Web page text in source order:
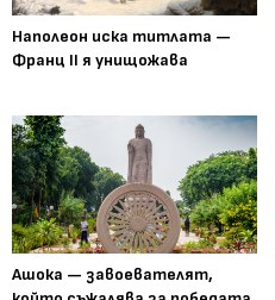
Наполеон иска титлата —
Франц II я унищожава
Ашока — завоевателят,